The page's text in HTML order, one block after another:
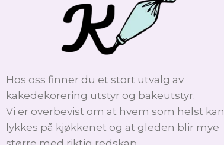
Hos oss finner du et stort utvalg av
kakedekorering utstyr og bakeutstyr.
Vi er overbevist om at hvem som helst kan
lykkes på kjøkkenet og at gleden blir mye